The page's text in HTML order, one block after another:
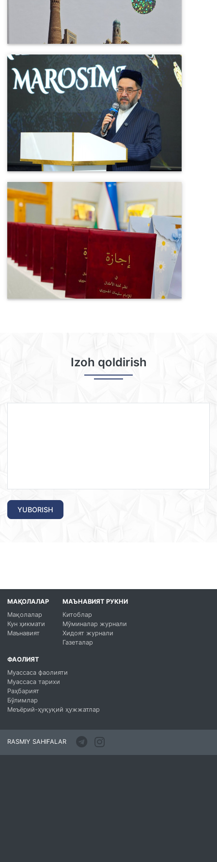
Izoh qoldirish
YUBORISH
МАҚОЛАЛАР
Мақолалар
Кун ҳикмати
Маънавият
МАЪНАВИЯТ РУКНИ
Китоблар
Мўминалар журнали
Хидоят журнали
Газеталар
ФАОЛИЯТ
Муассаса фаолияти
Муассаса тарихи
Раҳбарият
Бўлимлар
Меъёрий-ҳуқуқий ҳужжатлар
RASMIY SAHIFALAR